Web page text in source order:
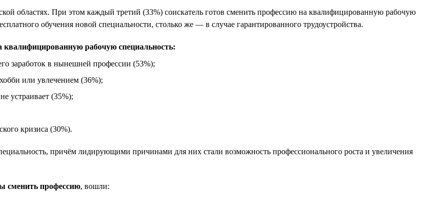
областях. При этом каждый третий (33%) соискатель готов сменить профессию на квалифицированную рабочую
обучения новой специальности, столько же — в случае гарантированного трудоустройства.
рабочую специальность:
заработок в нынешней профессии (53%);
или увлечением (36%);
устраивает (35%);
кризиса (30%).
причём лидирующими причинами для них стали возможность профессионального роста и увеличения
сменить профессию, вошли: